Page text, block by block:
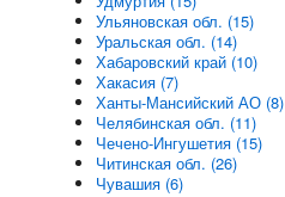
Ульяновская обл. (15)
Уральская обл. (14)
Хабаровский край (10)
Хакасия (7)
Ханты-Мансийский АО (8)
Челябинская обл. (11)
Чечено-Ингушетия (15)
Читинская обл. (26)
Чувашия (6)